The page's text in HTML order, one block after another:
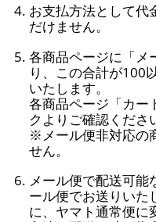
お支払方法として代
だけません。
各商品ページに「メ
り、この合計が100
いたします。
各商品ページ「カー
クよりご確認くださ
※メール便非対応の
せん。
メール便で配送可能
ール便でお送りいた
に、ヤマト通常便に